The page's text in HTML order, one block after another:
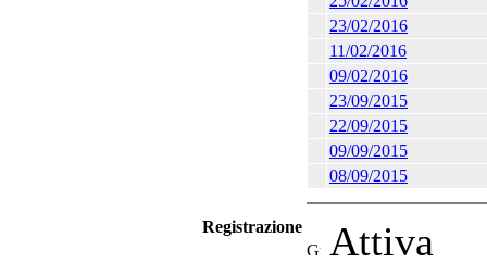
23/02/2016
11/02/2016
09/02/2016
23/09/2015
22/09/2015
09/09/2015
08/09/2015
Registrazione Attiva